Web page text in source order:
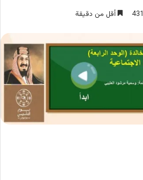
431 أقل من دقيقة